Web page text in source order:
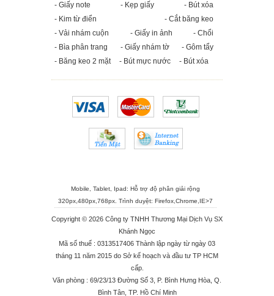
- Giấy note
- Kẹp giấy
- Bút xóa
- Kim từ điển
- Cắt băng keo
- Vải nhám cuộn
- Giấy in ảnh
- Chổi
- Bìa phân trang
- Giấy nhám tờ
- Gôm tẩy
- Băng keo 2 mặt
- Bút mực nước - Bút xóa
Mobile, Tablet, Ipad: Hỗ trợ độ phân giải rộng
320px,480px,768px. Trình duyệt: Firefox,Chrome,IE>7
Copyright © 2026 Công ty TNHH Thương Mại Dịch Vụ SX
Khánh Ngọc
Mã số thuế : 0313517406 Thành lập ngày từ ngày 03
tháng 11 năm 2015 do Sở kế hoạch và đầu tư TP HCM
cấp.
Văn phòng : 69/23/13 Đường Số 3, P. Bình Hưng Hòa, Q.
Bình Tân, TP. Hồ Chí Minh